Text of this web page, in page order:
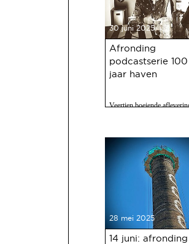
30 juni 2025
Afronding
podcastserie 100
jaar haven
Veertien boeiende
28 mei 2025
14 juni: afronding